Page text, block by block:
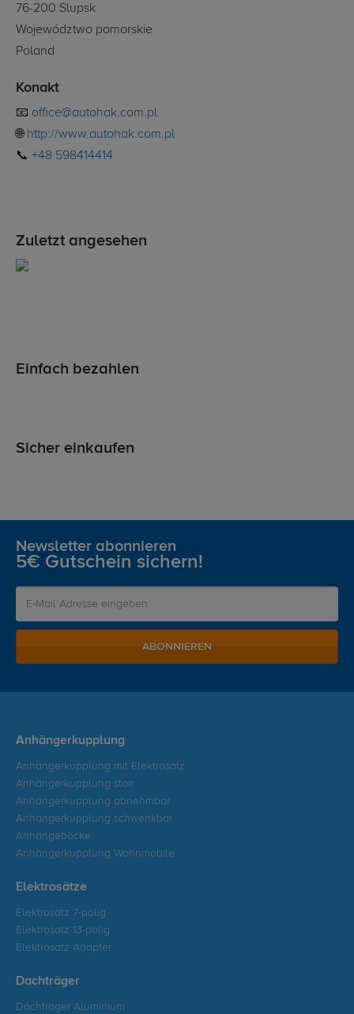
76-200 Slupsk
Województwo pomorskie
Poland
Konakt
📧 office@autohak.com.pl
🌐 http://www.autohak.com.pl
📞 +48 598414414
Zuletzt angesehen
Einfach bezahlen
Sicher einkaufen
Newsletter abonnieren
5€ Gutschein sichern!
ABONNIEREN
Anhängerkupplung
Anhängerkupplung mit Elektrosatz
Anhängerkupplung starr
Anhängerkupplung abnehmbar
Anhängerkupplung schwenkbar
Anhängeböcke
Anhängerkupplung Wohnmobile
Elektrosätze
Elektrosatz 7-polig
Elektrosatz 13-polig
Elektrosatz Adapter
Dachträger
Dachträger Aluminium